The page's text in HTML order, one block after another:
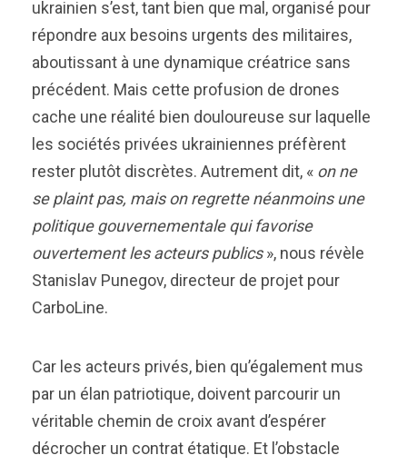
ukrainien s’est, tant bien que mal, organisé pour
répondre aux besoins urgents des militaires,
aboutissant à une dynamique créatrice sans
précédent. Mais cette profusion de drones
cache une réalité bien douloureuse sur laquelle
les sociétés privées ukrainiennes préfèrent
rester plutôt discrètes. Autrement dit, « on ne
se plaint pas, mais on regrette néanmoins une
politique gouvernementale qui favorise
ouvertement les acteurs publics», nous révèle
Stanislav Punegov, directeur de projet pour
CarboLine.
Car les acteurs privés, bien qu’également mus
par un élan patriotique, doivent parcourir un
véritable chemin de croix avant d’espérer
décrocher un contrat étatique. Et l’obstacle